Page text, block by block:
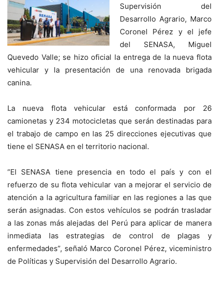
Supervisión del
Desarrollo Agrario, Marco
Coronel Pérez y el jefe
del SENASA, Miguel
Quevedo Valle; se hizo oficial la entrega de la nueva flota
vehicular y la presentación de una renovada brigada
canina.
La nueva flota vehicular está conformada por 26
camionetas y 234 motocicletas que serán destinadas para
el trabajo de campo en las 25 direcciones ejecutivas que
tiene el SENASA en el territorio nacional.
“El SENASA tiene presencia en todo el país y con el
refuerzo de su flota vehicular van a mejorar el servicio de
atención a la agricultura familiar en las regiones a las que
serán asignadas. Con estos vehículos se podrán trasladar
a las zonas más alejadas del Perú para aplicar de manera
inmediata las estrategias de control de plagas y
enfermedades”, señaló Marco Coronel Pérez, viceministro
de Políticas y Supervisión del Desarrollo Agrario.